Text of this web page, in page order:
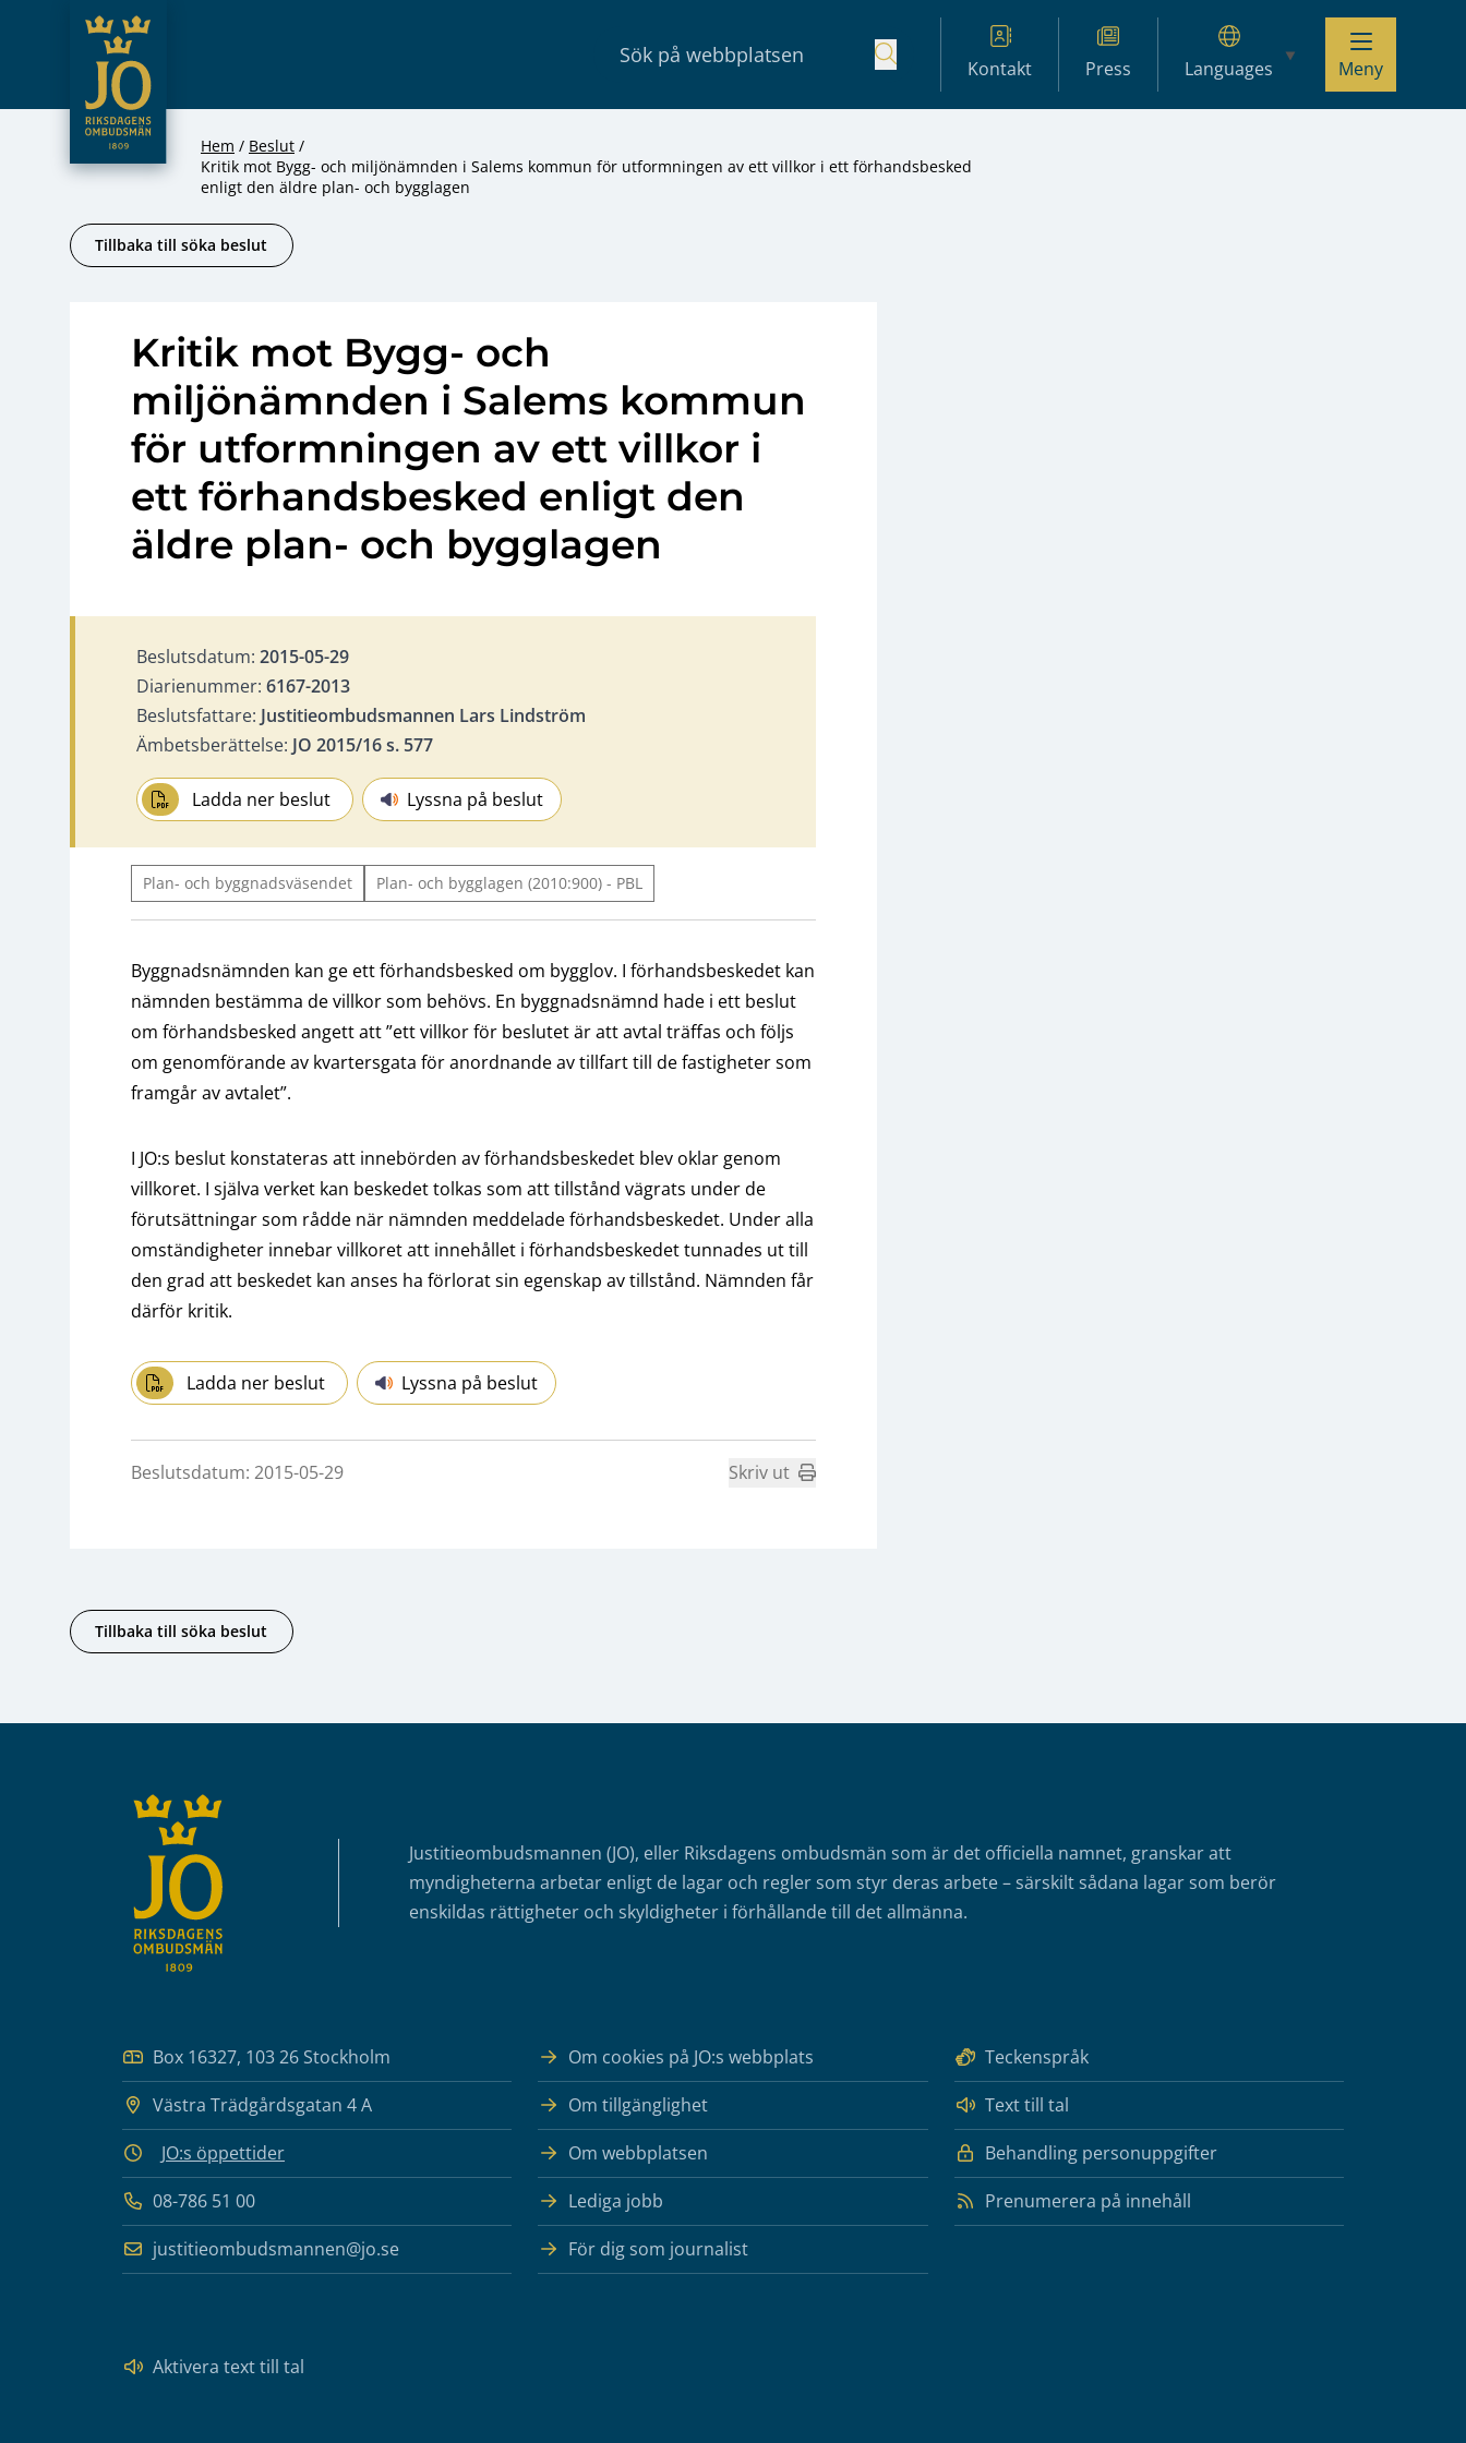
Hoppa till innehåll
JO – Riksdagens Ombudsmän
Kontakt Press Languages Meny
Hem
Beslut
Kritik mot Bygg- och miljönämnden i Salems kommun för utformningen av ett villkor i ett förhandsbesked
enligt den äldre plan- och bygglagen
Tillbaka till söka beslut
Kritik mot Bygg- och
miljönämnden i Salems kommun
för utformningen av ett villkor i
ett förhandsbesked enligt den
äldre plan- och bygglagen
Beslutsdatum: 2015-05-29
Diarienummer: 6167-2013
Beslutsfattare: Justitieombudsmannen Lars Lindström
Ämbetsberättelse: JO 2015/16 s. 577
Ladda ner beslut Lyssna på beslut
Plan- och byggnadsväsendet Plan- och bygglagen (2010:900) - PBL
Byggnadsnämnden kan ge ett förhandsbesked om bygglov. I förhandsbeskedet kan
nämnden bestämma de villkor som behövs. En byggnadsnämnd hade i ett beslut
om förhandsbesked angett att ”ett villkor för beslutet är att avtal träffas och följs
om genomförande av kvartersgata för anordnande av tillfart till de fastigheter som
framgår av avtalet”.
I JO:s beslut konstateras att innebörden av förhandsbeskedet blev oklar genom
villkoret. I själva verket kan beskedet tolkas som att tillstånd vägrats under de
förutsättningar som rådde när nämnden meddelade förhandsbeskedet. Under alla
omständigheter innebar villkoret att innehållet i förhandsbeskedet tunnades ut till
den grad att beskedet kan anses ha förlorat sin egenskap av tillstånd. Nämnden får
därför kritik.
Ladda ner beslut Lyssna på beslut
Beslutsdatum: 2015-05-29 Skriv ut
Tillbaka till söka beslut
Justitieombudsmannen (JO), eller Riksdagens ombudsmän som är det officiella namnet, granskar att
myndigheterna arbetar enligt de lagar och regler som styr deras arbete – särskilt sådana lagar som berör
enskildas rättigheter och skyldigheter i förhållande till det allmänna.
Box 16327, 103 26 Stockholm
Västra Trädgårdsgatan 4 A
JO:s öppettider
08-786 51 00
justitieombudsmannen@jo.se
Om cookies på JO:s webbplats
Teckenspråk
Om tillgänglighet
Text till tal
Om webbplatsen
Behandling personuppgifter
Lediga jobb
Prenumerera på innehåll
För dig som journalist
Aktivera text till tal